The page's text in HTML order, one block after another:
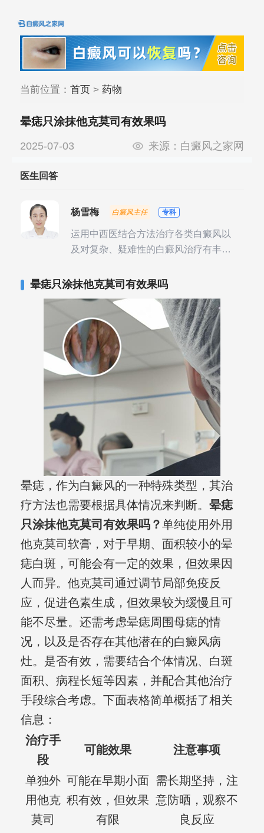
当前位置： 首页> 药物
晕痣只涂抹他克莫司有效果吗
2025-07-03 来源： 白癜风之家网
医生回答
杨雪梅 白癜风主任 专科
运用中西医结合方法治疗各类白癜风以
及对复杂、疑难性的白癜风治疗有丰富
合巩固用药的调理，并对白癜风患者的
导，全方位帮助患者康复。
晕痣只涂抹他克莫司有效果吗
晕痣，作为白癜风的一种特殊类型，其治
疗方法也需要根据具体情况来判断。 晕痣
只涂抹他克莫司有效果吗？单纯使用外用
他克莫司软膏，对于早期、面积较小的晕
痣白斑，可能会有一定的效果，但效果因
人而异。他克莫司通过调节局部免疫反
应，促进色素生成，但效果较为缓慢且可
能不尽量。还需考虑晕痣周围母痣的情
况，以及是否存在其他潜在的白癜风病
灶。是否有效，需要结合个体情况、白斑
面积、病程长短等因素，并配合其他治疗
手段综合考虑。下面表格简单概括了相关
信息：
治疗手
段
可能效果 注意事项
单独外
用他克
莫司
可能在早期小面
积有效，但效果
有限
需长期坚持，注
意防晒，观察不
良反应